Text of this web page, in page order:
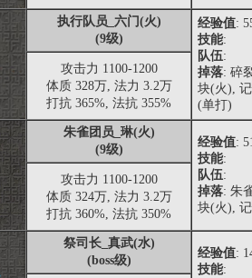
执行队员_六门(火)
(9级)
经验值:
技能:
队伍:
掉落: 碎
块(火),
(单打)
攻击力 1100-1200
体质 328万, 法力 3.2万
打抗 365%, 法抗 355%
朱雀团员_琳(火)
(9级)
经验值:
技能:
队伍:
掉落: 朱
块(火),
攻击力 1100-1200
体质 324万, 法力 3.2万
打抗 360%, 法抗 350%
祭司长_真武(水)
(boss级)
经验值:
技能: